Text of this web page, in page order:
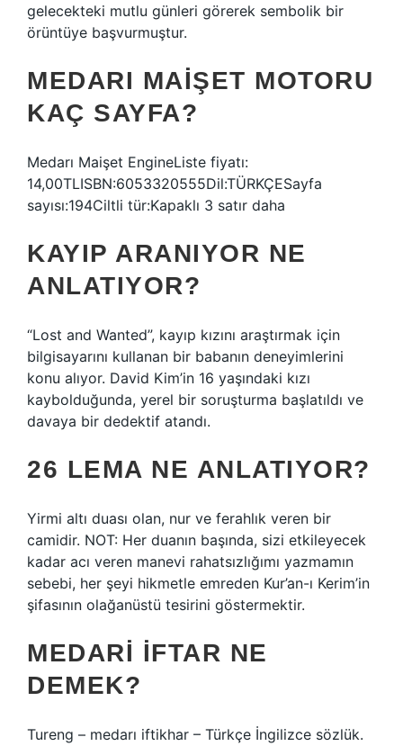
gelecekteki mutlu günleri görerek sembolik bir
örüntüye başvurmuştur.
MEDARI MAIŞET MOTORU
KAÇ SAYFA?
Medarı Maişet EngineListe fiyatı:
14,00TLISBN:6053320555Dil:TÜRKÇESayfa
sayısı:194Ciltli tür:Kapaklı 3 satır daha
KAYIP ARANIYOR NE
ANLATIYOR?
“Lost and Wanted”, kayıp kızını araştırmak için
bilgisayarını kullanan bir babanın deneyimlerini
konu alıyor. David Kim’in 16 yaşındaki kızı
kaybolduğunda, yerel bir soruşturma başlatıldı ve
davaya bir dedektif atandı.
26 LEMA NE ANLATIYOR?
Yirmi altı duası olan, nur ve ferahlık veren bir
camidir. NOT: Her duanın başında, sizi etkileyecek
kadar acı veren manevi rahatsızlığımı yazmamın
sebebi, her şeyi hikmetle emreden Kur’an-ı Kerim’in
şifasının olağanüstü tesirini göstermektir.
MEDARI IFTAR NE
DEMEK?
Tureng – medarı iftikhar – Türkçe İngilizce sözlük.